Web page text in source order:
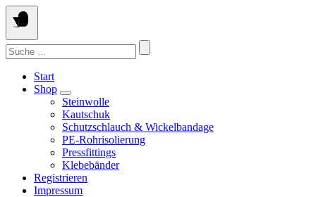
Springen
Sie
zum
Inhalt
Suchen
nach:
Start
Shop
Steinwolle
Kautschuk
Schutzschlauch & Wickelbandage
PE-Rohrisolierung
Pressfittings
Klebebänder
Registrieren
Impressum